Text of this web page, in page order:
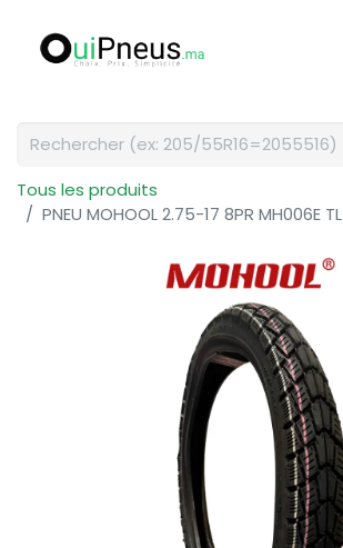
Tous les produits
PNEU MOHOOL 2.75-17 8PR MH006E TL